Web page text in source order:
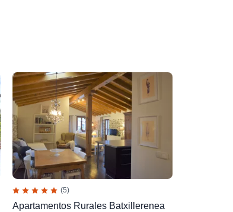
(5)
Apartamentos Rurales Batxillerenea